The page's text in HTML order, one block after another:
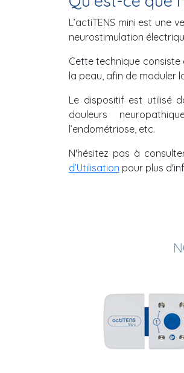
L’actiTENS mini est une
neurostimulation
Cette technique
la peau, afin de moduler
Le dispositif est utilisé
douleurs
l’endométriose, etc.
N'hésitez pas à
d’Utilisation pour plus